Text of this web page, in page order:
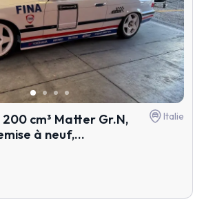
200 cm³ Matter Gr.N,
à neuf,...
Italie